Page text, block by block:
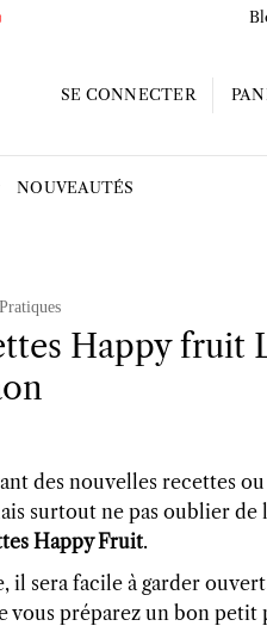
SE CONNECTER
NOUVEAUTÉS
Happy fruit
des nouvelles recettes
surtout ne pas oublier de
Happy Fruit.
il sera facile à garder
vous préparez un bon petit